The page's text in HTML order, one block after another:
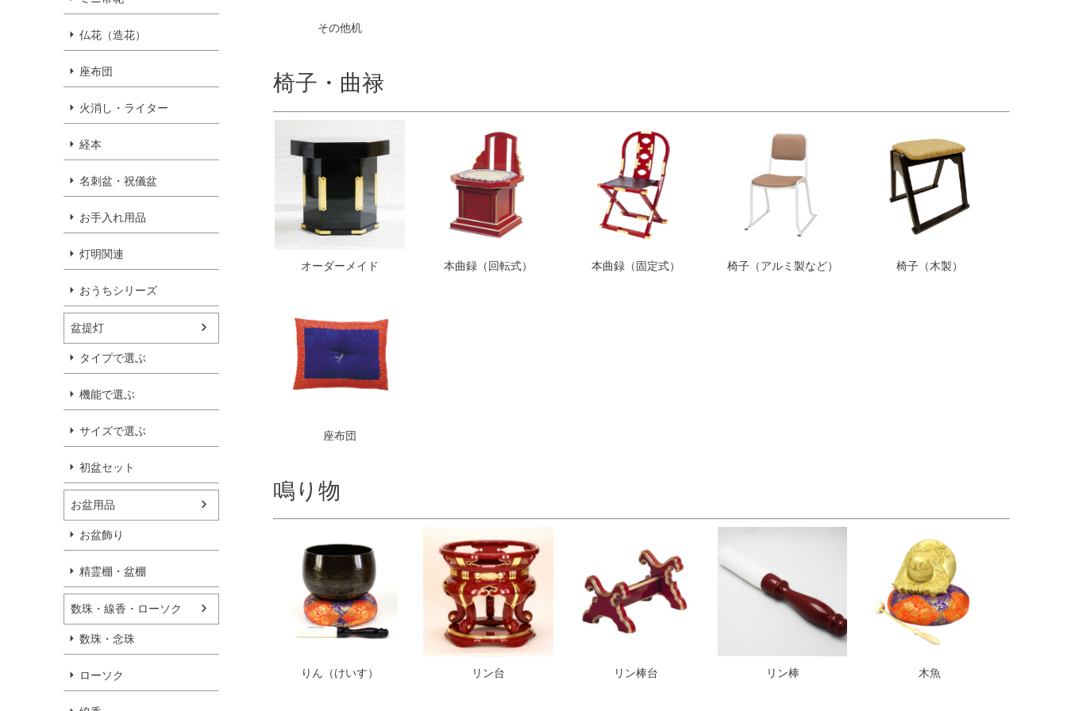
仏花（造花）
座布団
火消し・ライター
経本
名刺盆・祝儀盆
お手入れ用品
灯明関連
おうちシリーズ
盆提灯
タイプで選ぶ
機能で選ぶ
サイズで選ぶ
初盆セット
お盆用品
お盆飾り
精霊棚・盆棚
数珠・線香・ローソク
数珠・念珠
ローソク
その他机
椅子・曲禄
オーダーメイド 本曲録（回転式） 本曲録（固定式） 椅子（アルミ製など） 椅子（木製）
座布団
鳴り物
りん（けいす） リン台 リン棒台 リン棒 木魚